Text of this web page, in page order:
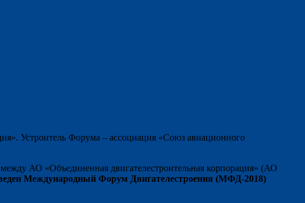
Устроитель Форума – ассоциация «Союз авиационного
АО «Объединенная двигателестроительная корпорация» (АО
Международный Форум Двигателестроения (МФД-2018)